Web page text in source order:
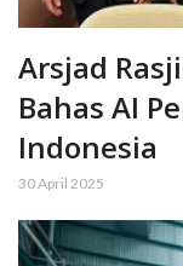
Arsjad
Bahas AI
Indonesia
30 April 2025